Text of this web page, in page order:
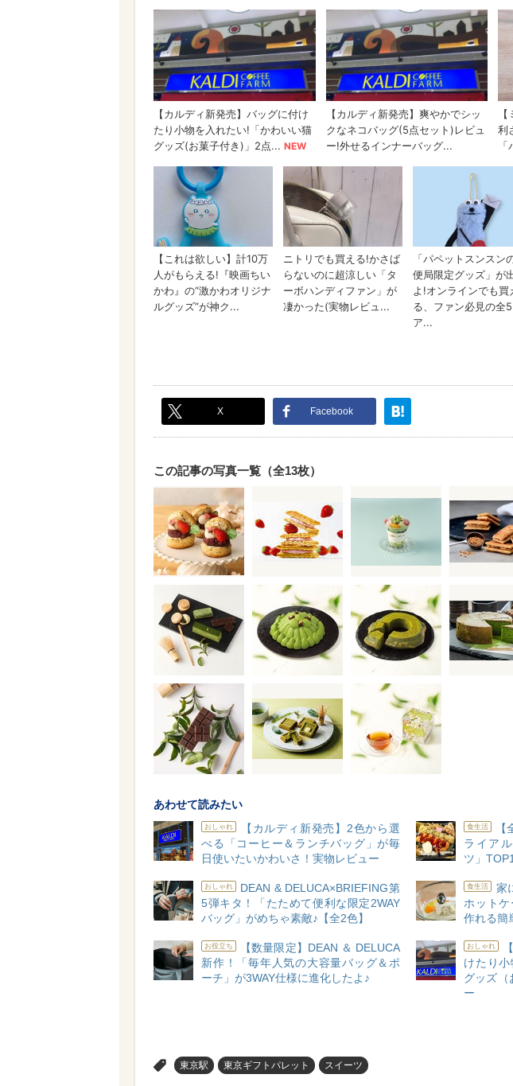
X Facebook
この記事の写真一覧（全13枚）
あわせて読みたい
おしゃれ
【カルディ新発売】2色から選
べる「コーヒー＆ランチバッグ」が毎
日使いたいかわいさ！実物レビュー
食生活
ライア
ツ」
おしゃれ
DEAN & DELUCA×BRIEFING第
5弾キタ！「たためて便利な限定2WAY
バッグ」がめちゃ素敵♪【全2色】
食生活
家
ホット
作れる簡
お役立ち
【数量限定】DEAN ＆ DELUCA
新作！「毎年人気の大容量バッグ＆ポ
ーチ」が3WAY仕様に進化したよ♪
おしゃれ
けたり
グッズ（
ー
東京駅 東京ギフトパレット スイーツ